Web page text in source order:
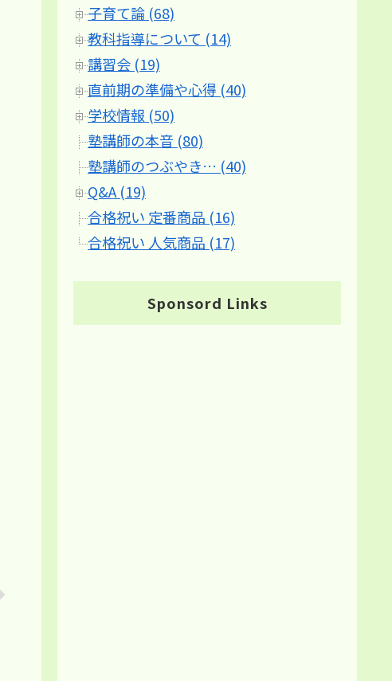
子育て論 (68)
教科指導について (14)
講習会 (19)
直前期の準備や心得 (40)
学校情報 (50)
塾講師の本音 (80)
塾講師のつぶやき… (40)
Q&A (19)
合格祝い 定番商品 (16)
合格祝い 人気商品 (17)
Sponsord Links